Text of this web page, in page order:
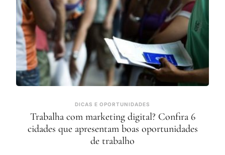
DICAS E OPORTUNIDADES
Trabalha com marketing digital? Confira 6
cidades que apresentam boas oportunidades
de trabalho